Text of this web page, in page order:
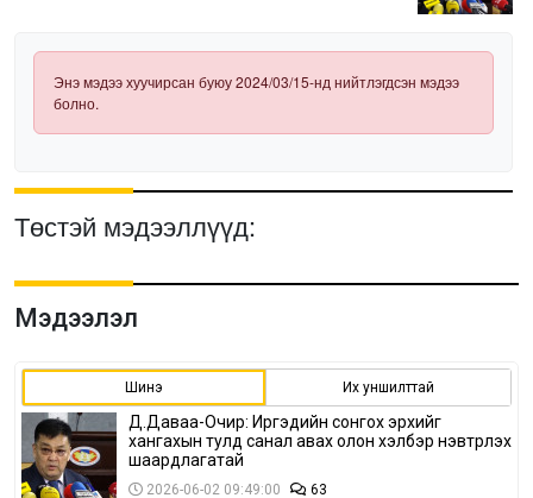
Энэ мэдээ хуучирсан буюу 2024/03/15-нд нийтлэгдсэн мэдээ
болно.
Төстэй мэдээллүүд:
Мэдээлэл
Шинэ Их уншилттай
Д.Даваа-Очир: Иргэдийн сонгох эрхийг
хангахын тулд санал авах олон хэлбэр нэвтрүүлэх
шаардлагатай
2026-06-02 09:49:00 63